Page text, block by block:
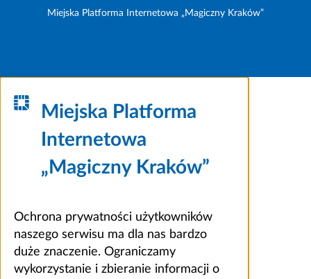
Miejska Platforma Internetowa „Magiczny Kraków”
Miejska Platforma
Internetowa
„Magiczny Kraków”
Ochrona prywatności użytkowników
naszego serwisu ma dla nas bardzo
duże znaczenie. Ograniczamy
wykorzystanie i zbieranie informacji o